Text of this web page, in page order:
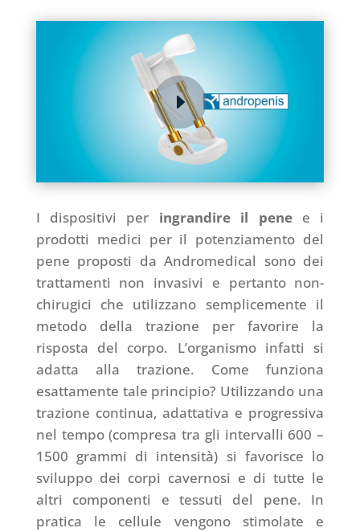
I dispositivi per ingrandire il penee i
prodotti medici per il potenziamento del
pene proposti da Andromedical sono dei
trattamenti non invasivi e pertanto non-
chirugici che utilizzano semplicemente il
metodo della trazione per favorire la
risposta del corpo. L’organismo infatti si
adatta alla trazione. Come funziona
esattamente tale principio? Utilizzando una
trazione continua, adattativa e progressiva
nel tempo (compresa tra gli intervalli 600 –
1500 grammi di intensità) si favorisce lo
sviluppo dei corpi cavernosi e di tutte le
altri componenti e tessuti del pene. In
pratica le cellule vengono stimolate e